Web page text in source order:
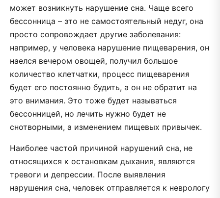
может возникнуть нарушение сна. Чаще всего
бессонница – это не самостоятельный недуг, она
просто сопровождает другие заболевания:
например, у человека нарушение пищеварения, он
наелся вечером овощей, получил большое
количество клетчатки, процесс пищеварения
будет его постоянно будить, а он не обратит на
это внимания. Это тоже будет называться
бессонницей, но лечить нужно будет не
снотворными, а изменением пищевых привычек.
Наиболее частой причиной нарушений сна, не
относящихся к остановкам дыхания, являются
тревоги и депрессии. После выявления
нарушения сна, человек отправляется к неврологу